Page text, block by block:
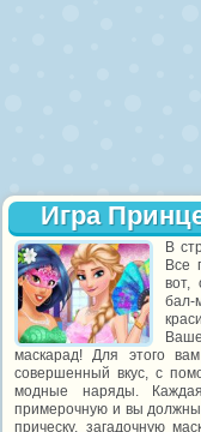
Игра
В
Все
вот,
маскарад! Для этого
совершенный вкус, с
модные наряды.
примерочную и вы должны
прическу, загадочную